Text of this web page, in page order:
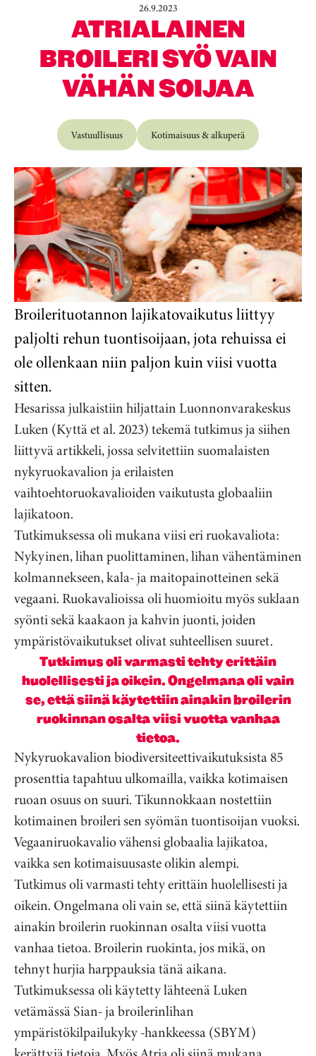
26.9.2023
ATRIALAINEN
BROILERI SYÖ VAIN
VÄHÄN SOIJAA
Vastuullisuus Kotimaisuus & alkuperä
Broilerituotannon lajikatovaikutus liittyy
paljolti rehun tuontisoijaan, jota rehuissa ei
ole ollenkaan niin paljon kuin viisi vuotta
sitten.
Hesarissa julkaistiin hiljattain Luonnonvarakeskus
Luken (Kyttä et al. 2023) tekemä tutkimus ja siihen
liittyvä artikkeli, jossa selvitettiin suomalaisten
nykyruokavalion ja erilaisten
vaihtoehtoruokavalioiden vaikutusta globaaliin
lajikatoon.
Tutkimuksessa oli mukana viisi eri ruokavaliota:
Nykyinen, lihan puolittaminen, lihan vähentäminen
kolmannekseen, kala- ja maitopainotteinen sekä
vegaani. Ruokavalioissa oli huomioitu myös suklaan
syönti sekä kaakaon ja kahvin juonti, joiden
ympäristövaikutukset olivat suhteellisen suuret.
Tutkimus oli varmasti tehty erittäin
huolellisesti ja oikein. Ongelmana oli vain
se, että siinä käytettiin ainakin broilerin
ruokinnan osalta viisi vuotta vanhaa
tietoa.
Nykyruokavalion biodiversiteettivaikutuksista 85
prosenttia tapahtuu ulkomailla, vaikka kotimaisen
ruoan osuus on suuri. Tikunnokkaan nostettiin
kotimainen broileri sen syömän tuontisoijan vuoksi.
Vegaaniruokavalio vähensi globaalia lajikatoa,
vaikka sen kotimaisuusaste olikin alempi.
Tutkimus oli varmasti tehty erittäin huolellisesti ja
oikein. Ongelmana oli vain se, että siinä käytettiin
ainakin broilerin ruokinnan osalta viisi vuotta
vanhaa tietoa. Broilerin ruokinta, jos mikä, on
tehnyt hurjia harppauksia tänä aikana.
Tutkimuksessa oli käytetty lähteenä Luken
vetämässä Sian- ja broilerinlihan
ympäristökilpailukyky -hankkeessa (SBYM)